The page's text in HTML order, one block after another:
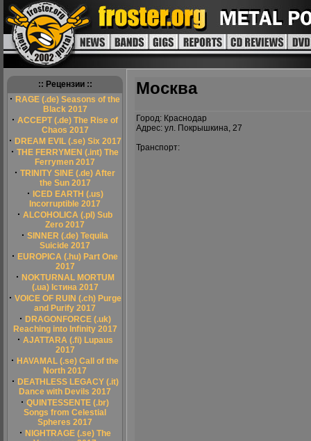
:: Рецензии ::
· RAGE (.de) Seasons of the
Black 2017
· ACCEPT (.de) The Rise of
Chaos 2017
· DREAM EVIL (.se) Six 2017
· THE FERRYMEN (.int) The
Ferrymen 2017
· TRINITY SINE (.de) After
the Sun 2017
· ICED EARTH (.us)
Incorruptible 2017
· ALCOHOLICA (.pl) Sub
Zero 2017
· SINNER (.de) Tequila
Suicide 2017
· EUROPICA (.hu) Part One
2017
· NOKTURNAL MORTUM
(.ua) Істина 2017
· VOICE OF RUIN (.ch) Purge
and Purify 2017
· DRAGONFORCE (.uk)
Reaching into Infinity 2017
· AJATTARA (.fi) Lupaus
2017
· HAVAMAL (.se) Call of the
North 2017
· DEATHLESS LEGACY (.it)
Dance with Devils 2017
· QUINTESSENTE (.br)
Songs from Celestial
Spheres 2017
· NIGHTRAGE (.se) The
Москва
Город: Краснодар
Адрес: ул. Покрышкина, 27
Транспорт: